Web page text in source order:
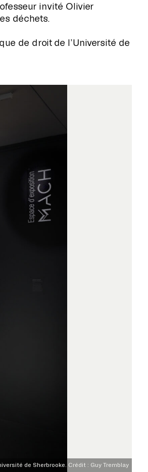
invité Olivier
déchets.
de droit de l’Université de
de Sherbrooke. Crédit : Guy Tremblay